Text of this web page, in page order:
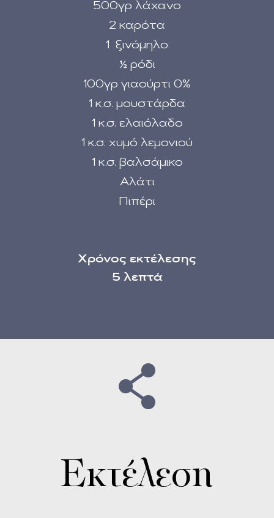
500γρ λάχανο
2 καρότα
1 ξινόμηλο
½ ρόδι
100γρ γιαούρτι 0%
1 κ.σ. μουστάρδα
1 κ.σ. ελαιόλαδο
1 κ.σ. χυμό λεμονιού
1 κ.σ. βαλσάμικο
Αλάτι
Πιπέρι
Χρόνος εκτέλεσης
5 λεπτά
Εκτέλεση